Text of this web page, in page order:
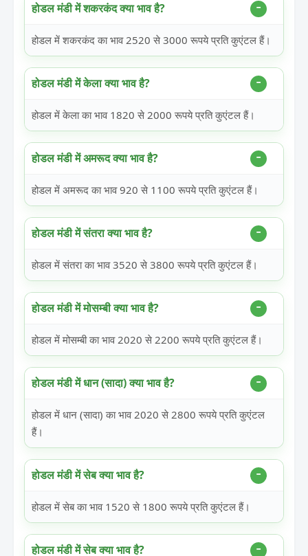
होडल मंडी में शकरकंद क्या भाव है?
होडल में शकरकंद का भाव 2520 से 3000 रूपये प्रति कुएंटल हैं।
होडल मंडी में केला क्या भाव है?
होडल में केला का भाव 1820 से 2000 रूपये प्रति कुएंटल हैं।
होडल मंडी में अमरूद क्या भाव है?
होडल में अमरूद का भाव 920 से 1100 रूपये प्रति कुएंटल हैं।
होडल मंडी में संतरा क्या भाव है?
होडल में संतरा का भाव 3520 से 3800 रूपये प्रति कुएंटल हैं।
होडल मंडी में मोसम्बी क्या भाव है?
होडल में मोसम्बी का भाव 2020 से 2200 रूपये प्रति कुएंटल हैं।
होडल मंडी में धान (सादा) क्या भाव है?
होडल में धान (सादा) का भाव 2020 से 2800 रूपये प्रति कुएंटल
हैं।
होडल मंडी में सेब क्या भाव है?
होडल में सेब का भाव 1520 से 1800 रूपये प्रति कुएंटल हैं।
होडल मंडी में सेब क्या भाव है?